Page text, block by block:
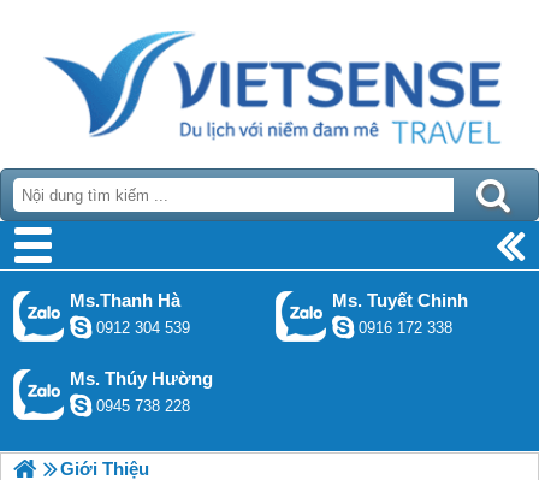
Ms.Thanh Hà
0912 304 539
Ms. Tuyết Chinh
0916 172 338
Ms. Thúy Hường
0945 738 228
Giới Thiệu